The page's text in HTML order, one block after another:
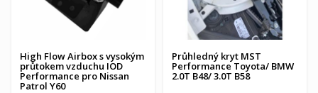
High Flow Airbox s vysokým
průtokem vzduchu IOD
Performance pro Nissan
Patrol Y60
Průhledný kryt MST
Performance Toyota/ BMW
2.0T B48/ 3.0T B58